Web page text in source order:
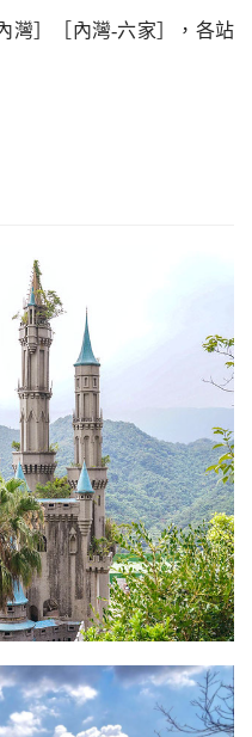
灣］［內灣-六家］，各站